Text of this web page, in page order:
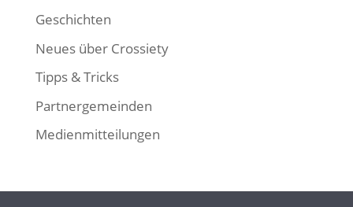
Geschichten
Neues über Crossiety
Tipps & Tricks
Partnergemeinden
Medienmitteilungen